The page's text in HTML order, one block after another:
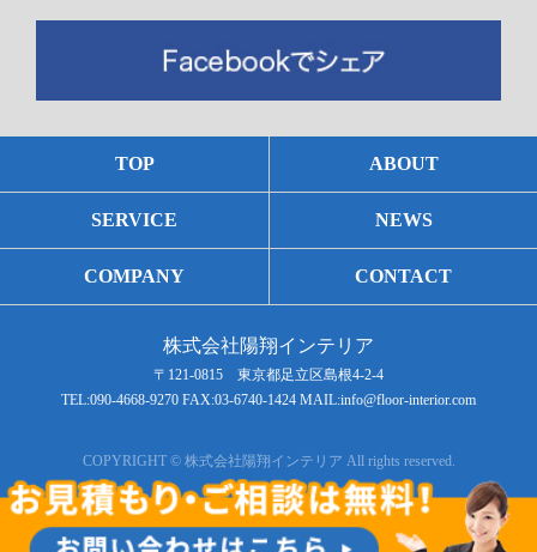
TOP ABOUT
SERVICE NEWS
COMPANY CONTACT
株式会社陽翔インテリア
〒121-0815 東京都足立区島根4-2-4
TEL:090-4668-9270 FAX:03-6740-1424 MAIL:info@floor-interior.com
COPYRIGHT © 株式会社陽翔インテリア All rights reserved.